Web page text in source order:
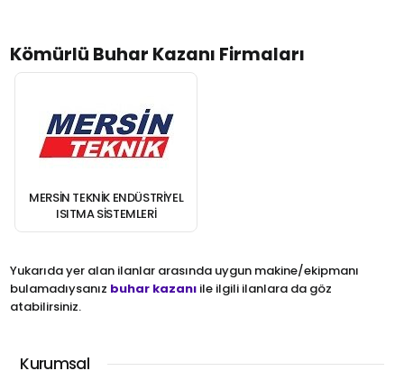
Kömürlü Buhar Kazanı Firmaları
MERSIN TEKNIK ENDÜSTRIYEL
ISITMA SISTEMLERI
Yukarıda yer alan ilanlar arasında uygun makine/ekipmanı
bulamadıysanız buhar kazanı ile ilgili ilanlara da göz
atabilirsiniz.
Kurumsal